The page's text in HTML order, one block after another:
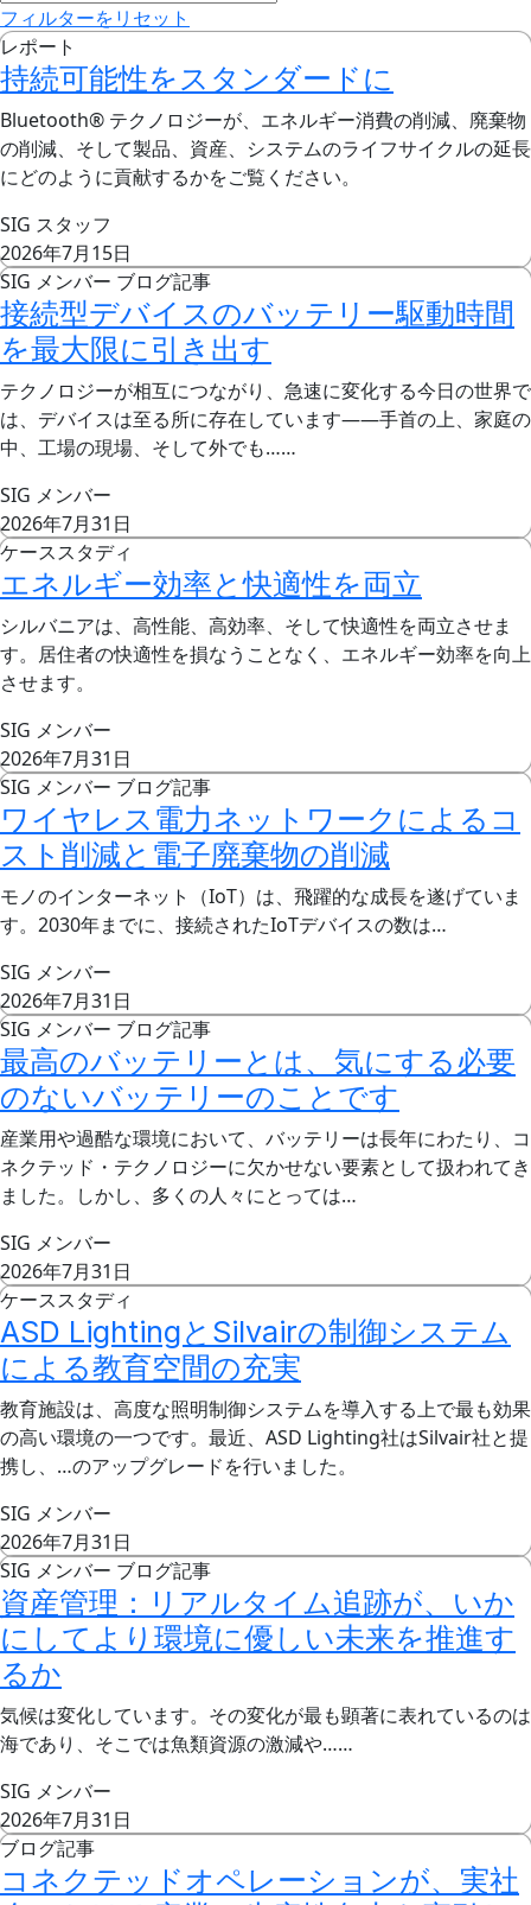
フィルターをリセット
レポート
持続可能性をスタンダードに
Bluetooth® テクノロジーが、エネルギー消費の削減、廃棄物
の削減、そして製品、資産、システムのライフサイクルの延長
にどのように貢献するかをご覧ください。
SIG スタッフ
2026年7月15日
SIG メンバー ブログ記事
接続型デバイスのバッテリー駆動時間
を最大限に引き出す
テクノロジーが相互につながり、急速に変化する今日の世界で
は、デバイスは至る所に存在しています――手首の上、家庭の
中、工場の現場、そして外でも……
SIG メンバー
2026年7月31日
ケーススタディ
エネルギー効率と快適性を両立
シルバニアは、高性能、高効率、そして快適性を両立させま
す。居住者の快適性を損なうことなく、エネルギー効率を向上
させます。
SIG メンバー
2026年7月31日
SIG メンバー ブログ記事
ワイヤレス電力ネットワークによるコ
スト削減と電子廃棄物の削減
モノのインターネット（IoT）は、飛躍的な成長を遂げていま
す。2030年までに、接続されたIoTデバイスの数は…
SIG メンバー
2026年7月31日
SIG メンバー ブログ記事
最高のバッテリーとは、気にする必要
のないバッテリーのことです
産業用や過酷な環境において、バッテリーは長年にわたり、コ
ネクテッド・テクノロジーに欠かせない要素として扱われてき
ました。しかし、多くの人々にとっては…
SIG メンバー
2026年7月31日
ケーススタディ
ASD LightingとSilvairの制御システム
による教育空間の充実
教育施設は、高度な照明制御システムを導入する上で最も効果
の高い環境の一つです。最近、ASD Lighting社はSilvair社と提
携し、…のアップグレードを行いました。
SIG メンバー
2026年7月31日
SIG メンバー ブログ記事
資産管理：リアルタイム追跡が、いか
にしてより環境に優しい未来を推進す
るか
気候は変化しています。その変化が最も顕著に表れているのは
海であり、そこでは魚類資源の激減や……
SIG メンバー
2026年7月31日
ブログ記事
コネクテッドオペレーションが、実社